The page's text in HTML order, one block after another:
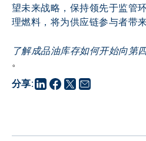
分享:
望未来战略，保持领先于监管
理燃料，将为供应链参与者带
了解成品油库存如何开始向第
。